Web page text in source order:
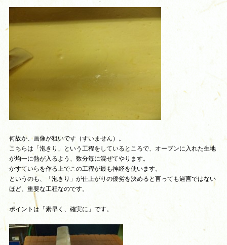
何故か、画像が粗いです（すいません）。
こちらは「泡きり」という工程をしているところで、オーブンに入れた生地
が均一に熱が入るよう、数分毎に混ぜてやります。
かすていらを作る上でこの工程が最も神経を使います。
というのも、「泡きり」が仕上がりの優劣を決めると言っても過言ではない
ほど、重要な工程なのです。
ポイントは「素早く、確実に」です。